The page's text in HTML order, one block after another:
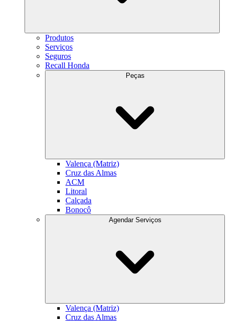
Produtos
Serviços
Seguros
Recall Honda
Valença (Matriz)
Cruz das Almas
ACM
Litoral
Calçada
Bonocô
Valença (Matriz)
Cruz das Almas